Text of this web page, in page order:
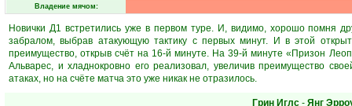
Владение мячом:
Новички Д1 встретились уже в первом туре. И, видимо, хорошо помня
забралом, выбрав атакующую тактику с первых минут. И в этой
преимущество, открыв счёт на 16-й минуте. На 39-й минуте «Призон
Альварес, и хладнокровно его реализовал, увеличив преимущество
атаках, но на счёте матча это уже никак не отразилось.
Грин Иглс- Янг